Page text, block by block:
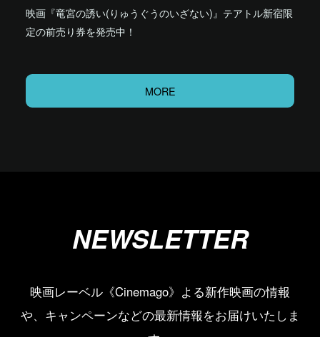
映画『竜宮の誘い(りゅうぐうのいざない)』テアトル新宿限
定の前売り券を発売中！
MORE
NEWSLETTER
映画レーベル《Cinemago》よる新作映画の情報
や、キャンペーンなどの最新情報をお届けいたしま